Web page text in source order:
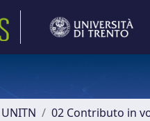
02 Contributo in